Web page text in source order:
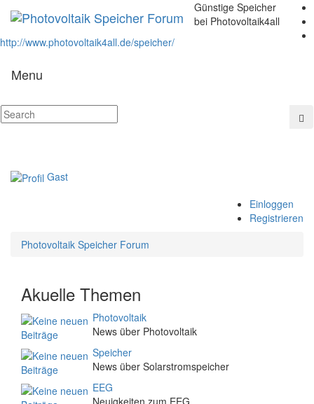
Günstige Speicher
bei Photovoltaik4all
http://www.photovoltaik4all.de/speicher/
Menu
Gast
Einloggen
Registrieren
Photovoltaik Speicher Forum
Akuelle Themen
Photovoltaik
News über Photovoltaik
Speicher
News über Solarstromspeicher
EEG